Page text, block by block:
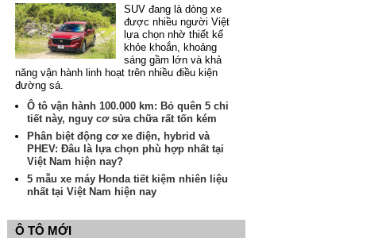
SUV đang là dòng xe
được nhiều người Việt
lựa chọn nhờ thiết kế
khỏe khoắn, khoảng
sáng gầm lớn và khả
năng vận hành linh hoạt trên nhiều điều kiện
đường sá.
Ô tô vận hành 100.000 km: Bỏ quên 5 chi
tiết này, nguy cơ sửa chữa rất tốn kém
Phân biệt động cơ xe điện, hybrid và
PHEV: Đâu là lựa chọn phù hợp nhất tại
Việt Nam hiện nay?
5 mẫu xe máy Honda tiết kiệm nhiên liệu
nhất tại Việt Nam hiện nay
Ô TÔ MỚI